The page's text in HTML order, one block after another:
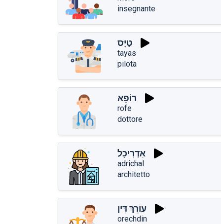
insegnante
טַיָּס
tayas
pilota
רוֹפֵא
rofe
dottore
אַדְרִיכָל
adrichal
architetto
עוֹרֵךְ דִּין
orechdin